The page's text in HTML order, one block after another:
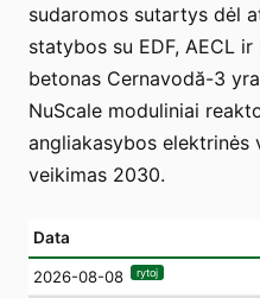
sudaromos sutartys dėl
statybos su EDF, AECL
betonas Cernavodă-3
NuScale moduliniai
angliakasybos elektrinės
veikimas 2030.
Data
2026-08-08 rytoj